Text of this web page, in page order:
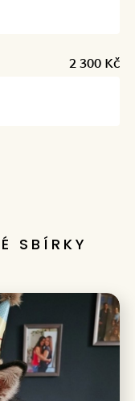
2 300 Kč
SBÍRKY